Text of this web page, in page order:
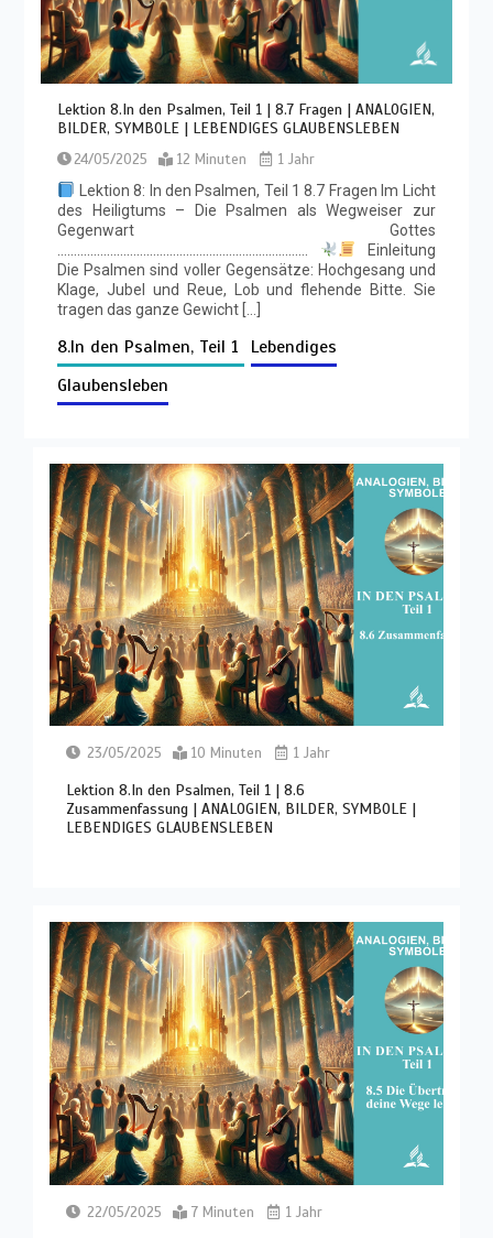
Lektion 8.In den Psalmen, Teil 1 | 8.7 Fragen | ANALOGIEN,
BILDER, SYMBOLE | LEBENDIGES GLAUBENSLEBEN
24/05/2025 12 Minuten
1 Jahr
Lektion 8: In den Psalmen, Teil 1 8.7 Fragen Im Licht
des Heiligtums – Die Psalmen als Wegweiser zur
Gegenwart Gottes
Einleitung
Die Psalmen sind voller Gegensätze: Hochgesang und
Klage, Jubel und Reue, Lob und flehende Bitte. Sie
tragen das ganze Gewicht […]
8.In den Psalmen, Teil 1
Lebendiges
Glaubensleben
23/05/2025 10 Minuten 1 Jahr
Lektion 8.In den Psalmen, Teil 1 | 8.6
Zusammenfassung | ANALOGIEN, BILDER, SYMBOLE |
LEBENDIGES GLAUBENSLEBEN
22/05/2025 7 Minuten 1 Jahr